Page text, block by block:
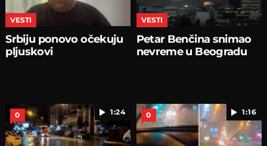
VESTI
Srbiju ponovo očekuju
pljuskovi
VESTI
Petar Benčina snimao
nevreme u Beogradu
1:24
0 1:16
0